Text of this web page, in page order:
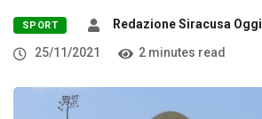
SPORT
Redazione Siracusa Oggi
25/11/2021
2 minutes read